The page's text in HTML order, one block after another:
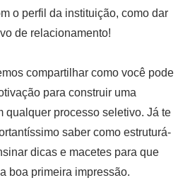
o perfil da instituição, como dar
de relacionamento!
compartilhar como você pode
para construir uma
qualquer processo seletivo. Já te
saber como estruturá-
dicas e macetes para que
boa primeira impressão.